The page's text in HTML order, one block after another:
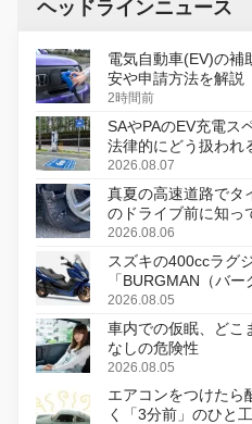
ヘッドラインニュース
電気自動車(EV)の補
安や申請方法を解説
2時間前
SAやPAのEV充電ス
法律的にどう扱われ
2026.08.07
真夏の高速道路でタ
のドライブ前に知っ
2026.08.06
スズキの400ccラグ
「BURGMAN（バ
変更し、8月18日に発
2026.08.05
車内での仮眠、どこ
なしの危険性
2026.08.05
エアコンをつけた
く「3分前」のひと